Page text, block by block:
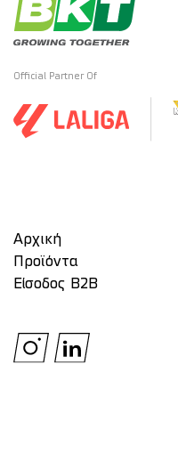
Official Partner Of
Αρχική
Προϊόντα
Είσοδος Β2Β